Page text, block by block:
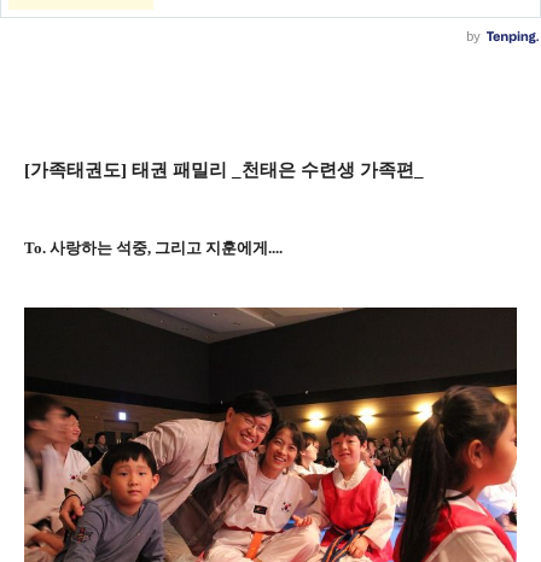
[가족태권도] 태권 패밀리 _천태은 수련생 가족편_
To. 사랑하는 석중, 그리고 지훈에게....